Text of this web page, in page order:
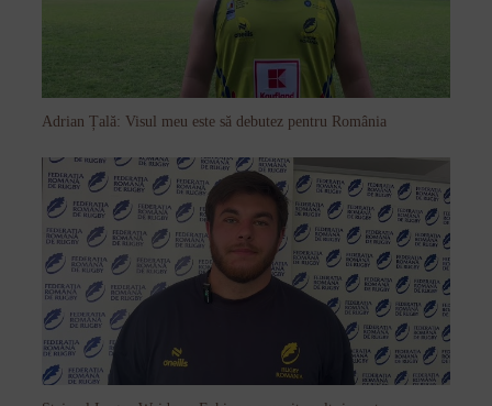
Adrian Țală: Visul meu este să debutez pentru România